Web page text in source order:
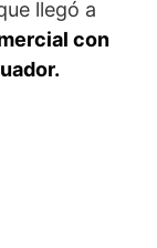
llegó a
con